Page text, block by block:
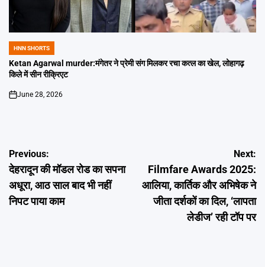
POSTED
IN
HNN SHORTS
Ketan Agarwal murder:मंगेतर ने प्रेमी संग मिलकर रचा कत्ल का खेल, लोहागढ़
किले में सीन रीक्रिएट
on
June 28, 2026
Post
navigation
Previous:
देहरादून की मॉडल रोड का सपना
अधूरा, आठ साल बाद भी नहीं
निपट पाया काम
Next:
Filmfare Awards 2025:
आलिया, कार्तिक और अभिषेक ने
जीता दर्शकों का दिल, ‘लापता
लेडीज’ रही टॉप पर